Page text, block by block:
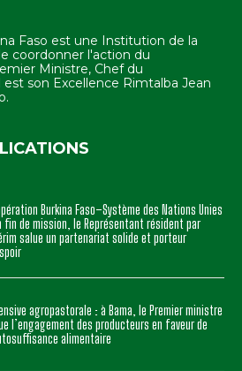
Faso est une Institution de la
coordonner l'action du
Ministre, Chef du
son Excellence Rimtalba Jean
Burkina Faso–Système des Nations Unies
fin de mission, le Représentant résident par
salue un partenariat solide et porteur
agropastorale : à Bama, le Premier ministre
l’engagement des producteurs en faveur de
alimentaire